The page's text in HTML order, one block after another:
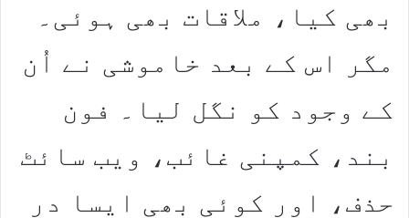
بھی کیا، ملاقات بھی ہوئی۔
مگر اس کے بعد خاموشی نے اُن
کے وجود کو نگل لیا۔ فون
بند، کمپنی غائب، ویب سائٹ
حذف، اور کوئی بھی ایسا در